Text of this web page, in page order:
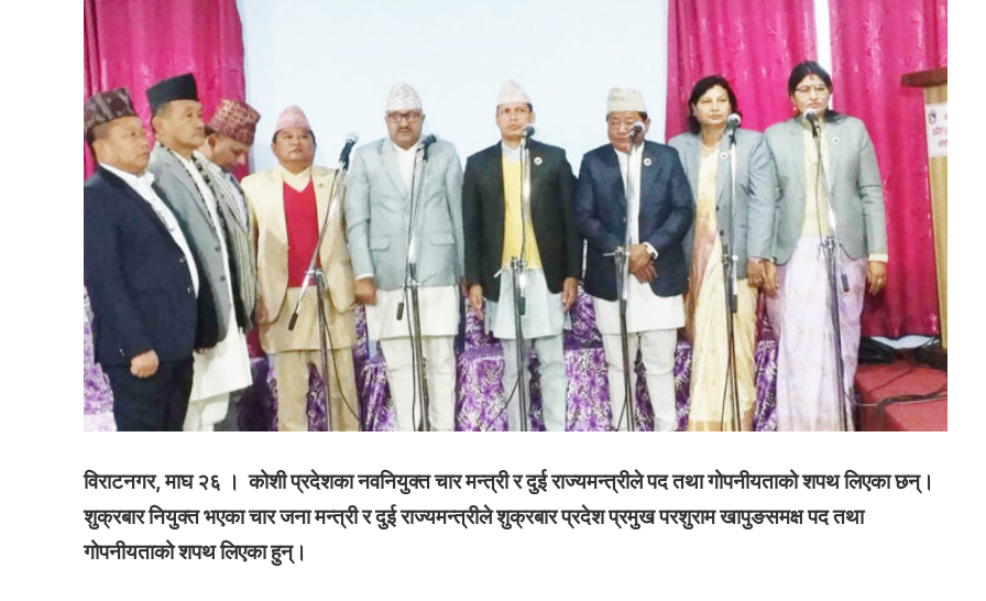
विराटनगर, माघ २६ । कोशी प्रदेशका नवनियुक्त चार मन्त्री र दुई राज्यमन्त्रीले पद तथा गोपनीयताको शपथ लिएका छन्।
शुक्रबार नियुक्त भएका चार जना मन्त्री र दुई राज्यमन्त्रीले शुक्रबार प्रदेश प्रमुख परशुराम खापुङसमक्ष पद तथा
गोपनीयताको शपथ लिएका हुन्।
pokhariya
thori-gaupalika